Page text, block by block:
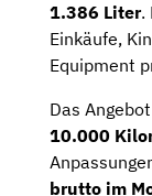
1.386 Liter.
Einkäufe,
Equipment
Das
10.000
brutto im